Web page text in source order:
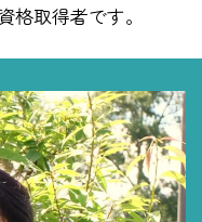
格取得者です。